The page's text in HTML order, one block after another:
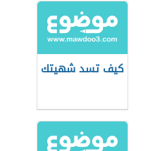
كيف تسد شهيتك